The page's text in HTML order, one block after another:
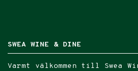
SWEA WINE & DINE
Varmt välkommen till Swea